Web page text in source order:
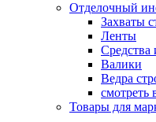
Отделочный
Захваты
Ленты
Средства
Валики
Ведра
смотреть
Товары для